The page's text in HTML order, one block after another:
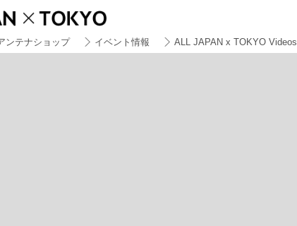
ンテナショップ イベント情報 ALL JAPAN x TOKYO Videos